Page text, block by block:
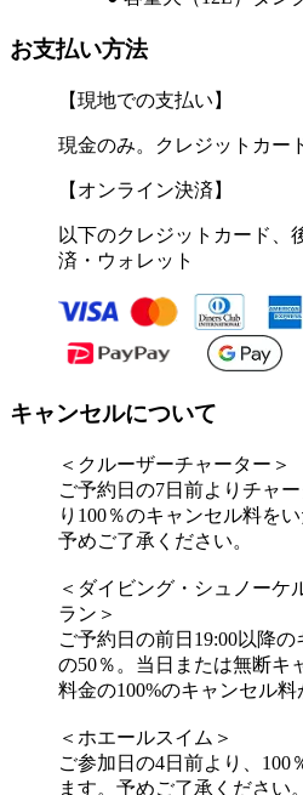
お支払い方法
【現地での支払い】
現金のみ。クレジットカー
【オンライン決済】
以下のクレジットカード、
済・ウォレット
キャンセルについて
＜クルーザーチャーター＞
ご予約日の7日前よりチャ
り100％のキャンセル料をい
予めご了承ください。
＜ダイビング・シュノーケ
ラン＞
ご予約日の前日19:00以降
の50％。当日または無断キ
料金の100%のキャンセル料
＜ホエールスイム＞
ご参加日の4日前より、100
ます。予めご了承ください。